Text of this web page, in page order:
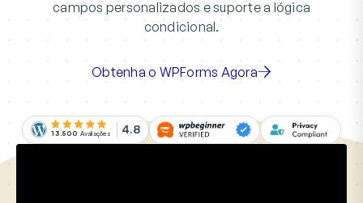
campos personalizados e suporte a lógica
condicional.
Obtenha o WPForms Agora
13.500 Avaliações 4.8